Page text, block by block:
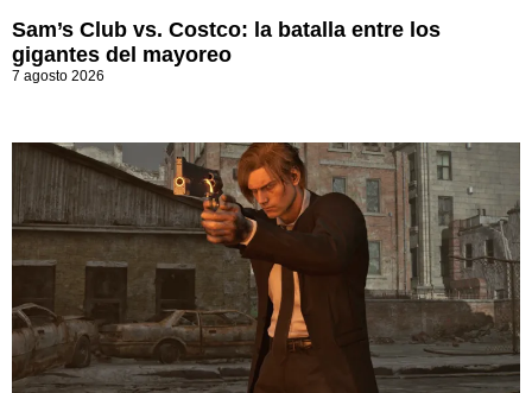
Sam’s Club vs. Costco: la batalla entre los
gigantes del mayoreo
7 agosto 2026